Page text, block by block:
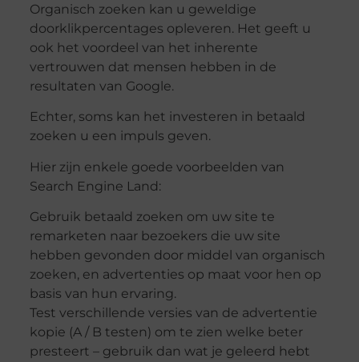
Organisch zoeken kan u geweldige
doorklikpercentages opleveren. Het geeft u
ook het voordeel van het inherente
vertrouwen dat mensen hebben in de
resultaten van Google.
Echter, soms kan het investeren in betaald
zoeken u een impuls geven.
Hier zijn enkele goede voorbeelden van
Search Engine Land:
Gebruik betaald zoeken om uw site te
remarketen naar bezoekers die uw site
hebben gevonden door middel van organisch
zoeken, en advertenties op maat voor hen op
basis van hun ervaring.
Test verschillende versies van de advertentie
kopie (A / B testen) om te zien welke beter
presteert – gebruik dan wat je geleerd hebt